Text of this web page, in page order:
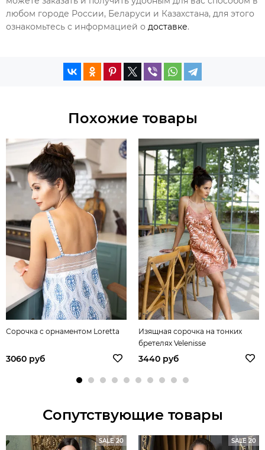
любом городе России, Беларуси и Казахстана, для этого
ознакомьтесь с информацией о доставке.
Похожие товары
Сорочка с орнаментом Loretta
3060 руб
Изящная сорочка на тонких
бретелях Velenisse
3440 руб
Сопутствующие товары
SALE 20 SALE 20